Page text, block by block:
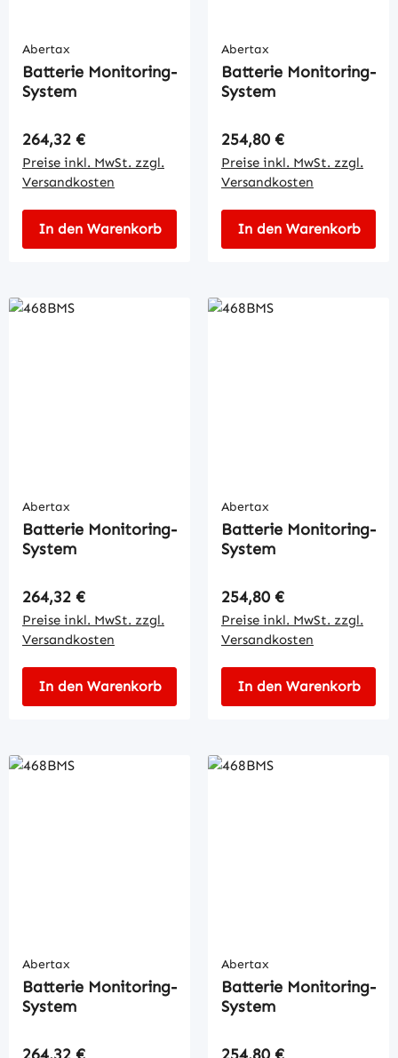
Abertax
Batterie Monitoring-
System
Regulärer Preis:
264,32 €
Preise inkl. MwSt. zzgl.
Versandkosten
In den Warenkorb
Abertax
Batterie Monitoring-
System
Regulärer Preis:
254,80 €
Preise inkl. MwSt. zzgl.
Versandkosten
In den Warenkorb
Abertax
Batterie Monitoring-
System
Regulärer Preis:
264,32 €
Preise inkl. MwSt. zzgl.
Versandkosten
In den Warenkorb
Abertax
Batterie Monitoring-
System
Regulärer Preis:
254,80 €
Preise inkl. MwSt. zzgl.
Versandkosten
In den Warenkorb
Abertax
Batterie Monitoring-
System
Regulärer Preis:
Abertax
Batterie Monitoring-
System
Regulärer Preis: